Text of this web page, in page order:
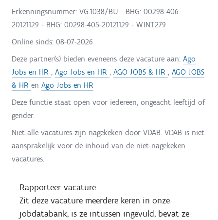
Erkenningsnummer: VG.1038/BU - BHG: 00298-406-
20121129 - BHG: 00298-405-20121129 - W.INT.279
Online sinds: 08-07-2026
Deze partner(s) bieden eveneens deze vacature aan: Ago
Jobs en HR , Ago Jobs en HR , AGO JOBS & HR , AGO JOBS
& HR en Ago Jobs en HR
Deze functie staat open voor iedereen, ongeacht leeftijd of
gender.
Niet alle vacatures zijn nagekeken door VDAB. VDAB is niet
aansprakelijk voor de inhoud van de niet-nagekeken
vacatures.
Rapporteer vacature
Zit deze vacature meerdere keren in onze
jobdatabank, is ze intussen ingevuld, bevat ze